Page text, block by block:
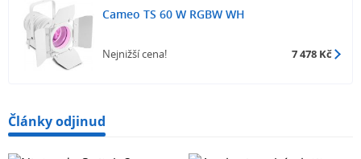
Cameo TS 60 W RGBW WH
Nejnižší cena! 7 478 Kč
Články odjinud